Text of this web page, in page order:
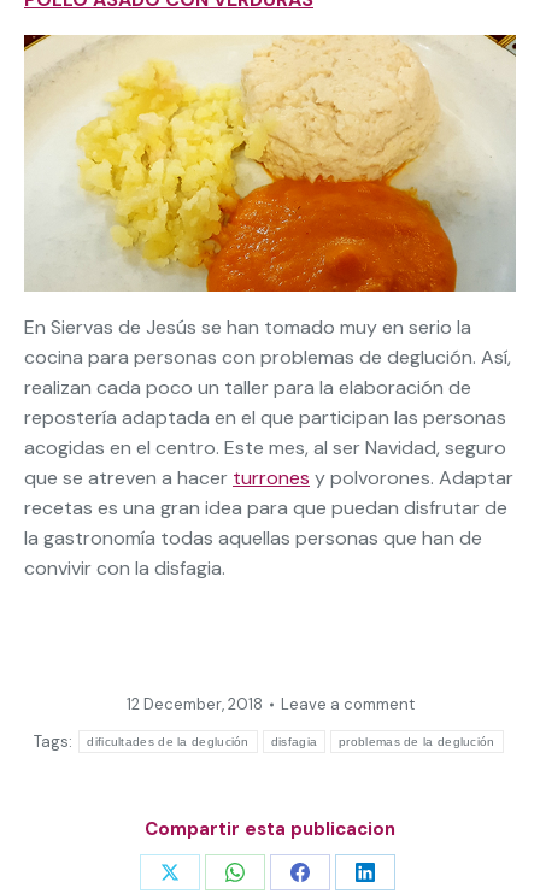
En Siervas de Jesús se han tomado muy en serio la
cocina para personas con problemas de deglución. Así,
realizan cada poco un taller para la elaboración de
repostería adaptada en el que participan las personas
acogidas en el centro. Este mes, al ser Navidad, seguro
que se atreven a hacer turrones y polvorones. Adaptar
recetas es una gran idea para que puedan disfrutar de
la gastronomía todas aquellas personas que han de
convivir con la disfagia.
12 December, 2018
Leave a comment
Tags:
dificultades de la deglución disfagia problemas de la deglución
Compartir esta publicacion
Share Share Share Share